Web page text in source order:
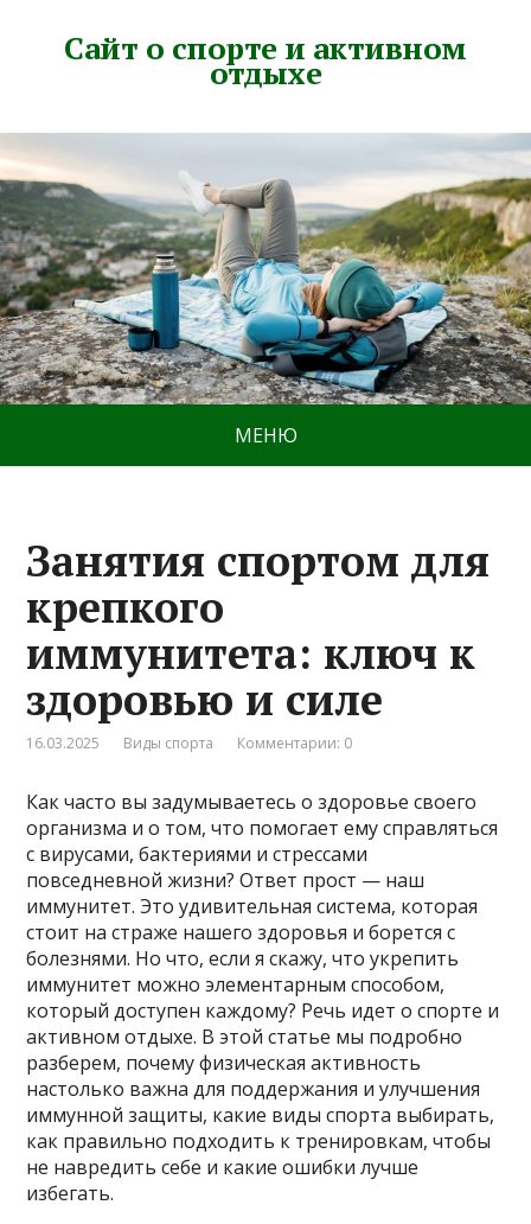
Сайт о спорте и активном
отдыхе
МЕНЮ
Занятия спортом для
крепкого
иммунитета: ключ к
здоровью и силе
16.03.2025 Виды спорта Комментарии: 0
Как часто вы задумываетесь о здоровье своего
организма и о том, что помогает ему справляться
с вирусами, бактериями и стрессами
повседневной жизни? Ответ прост — наш
иммунитет. Это удивительная система, которая
стоит на страже нашего здоровья и борется с
болезнями. Но что, если я скажу, что укрепить
иммунитет можно элементарным способом,
который доступен каждому? Речь идет о спорте и
активном отдыхе. В этой статье мы подробно
разберем, почему физическая активность
настолько важна для поддержания и улучшения
иммунной защиты, какие виды спорта выбирать,
как правильно подходить к тренировкам, чтобы
не навредить себе и какие ошибки лучше
избегать.